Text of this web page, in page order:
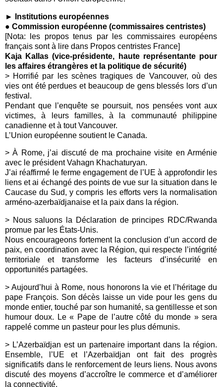
► Institutions européennes
● Commission européenne (commissaires centristes)
[Nota: les propos tenus par les commissaires européens
français sont à lire dans Propos centristes France]
Kaja Kallas (vice-présidente, haute représentante pour
les affaires étrangères et la politique de sécurité)
> Horrifié par les scènes tragiques de Vancouver, où des
vies ont été perdues et beaucoup de gens blessés lors d’un
festival.
Pendant que l’enquête se poursuit, nos pensées vont aux
victimes, à leurs familles, à la communauté philippine
canadienne et à tout Vancouver.
L’Union européenne soutient le Canada.
> À Rome, j’ai discuté de ma prochaine visite en Arménie
avec le président Vahagn Khachaturyan.
J’ai réaffirmé le ferme engagement de l’UE à approfondir les
liens et ai échangé des points de vue sur la situation dans le
Caucase du Sud, y compris les efforts vers la normalisation
arméno-azerbaïdjanaise et la paix dans la région.
> Nous saluons la Déclaration de principes RDC/Rwanda
promue par les États-Unis.
Nous encourageons fortement la conclusion d’un accord de
paix, en coordination avec la Région, qui respecte l’intégrité
territoriale et transforme les facteurs d’insécurité en
opportunités partagées.
> Aujourd’hui à Rome, nous honorons la vie et l’héritage du
pape François. Son décès laisse un vide pour les gens du
monde entier, touché par son humanité, sa gentillesse et son
humour doux. Le « Pape de l’autre côté du monde » sera
rappelé comme un pasteur pour les plus démunis.
> L’Azerbaïdjan est un partenaire important dans la région.
Ensemble, l’UE et l’Azerbaïdjan ont fait des progrès
significatifs dans le renforcement de leurs liens. Nous avons
discuté des moyens d’accroître le commerce et d’améliorer
la connectivité.